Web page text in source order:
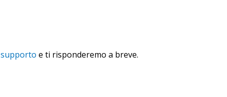
e ti risponderemo a breve.